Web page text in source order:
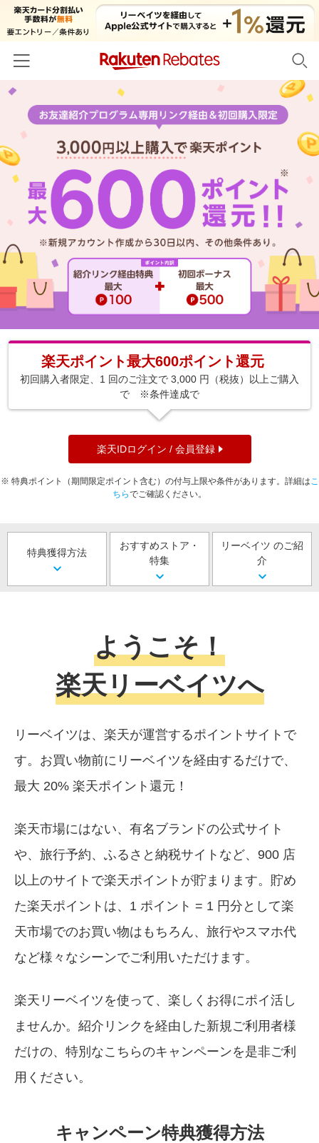
百貨店・総合ECモール
ファッション・インナー・小物
食品・スイーツ・お酒
コスメ・健康・医薬品
キッズ・ベビー用品
家電・PC・スマホ・カメラ
エンタメ
スポーツ・アウトドア・ゴルフ
インテリア・寝具
リーベイツ注目ストア
初回購入者限定特典
対象ストア新規限定特典
新着ストアのご紹介
電子書籍特集
楽天ペイ導入ストア
旅行特集
わくわく夏特集
とことん買い物チャレンジ
Samsung ボーナスキャンペーン
週末の高還元 夏の長期版
ヘルプ
友達紹介
楽天IDでログイン/会員登録
楽天ポイント最大600ポイント還元
初回購入者限定、1 回のご注文で 3,000 円（税抜）以上ご購入
で ※条件達成で
楽天IDログイン / 会員登録
※ 特典ポイント（期間限定ポイント含む）の付与上限や条件があります。詳細はこ
ちらでご確認ください。
特典獲得方法
おすすめストア・
特集
リーベイツ のご紹
介
ようこそ！
楽天リーベイツへ
リーベイツは、楽天が運営するポイントサイトで
す。お買い物前にリーベイツを経由するだけで、
最大 20% 楽天ポイント還元！
楽天市場にはない、有名ブランドの公式サイト
や、旅行予約、ふるさと納税サイトなど、900 店
以上のサイトで楽天ポイントが貯まります。貯め
た楽天ポイントは、1 ポイント = 1 円分として楽
天市場でのお買い物はもちろん、旅行やスマホ代
など様々なシーンでご利用いただけます。
楽天リーベイツを使って、楽しくお得にポイ活し
ませんか。紹介リンクを経由した新規ご利用者様
だけの、特別なこちらのキャンペーンを是非ご利
用ください。
キャンペーン特典獲得方法